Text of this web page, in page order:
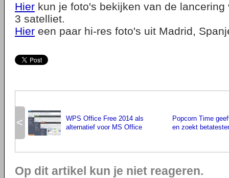
Hier kun je foto's bekijken van de lancering
3 satelliet.
Hier een paar hi-res foto's uit Madrid,
<
WPS Office Free 2014 als
alternatief voor MS Office
Popcorn Time
en zoekt
Op dit artikel kun je niet reageren.